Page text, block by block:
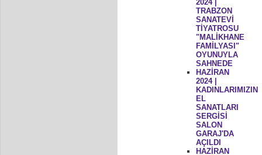
2024 |
TRABZON
SANATEVİ
TİYATROSU
"MALİKHANE
FAMİLYASI"
OYUNUYLA
SAHNEDE
HAZİRAN
2024 |
KADINLARIMIZIN
EL
SANATLARI
SERGİSİ
SALON
GARAJ'DA
AÇILDI
HAZİRAN